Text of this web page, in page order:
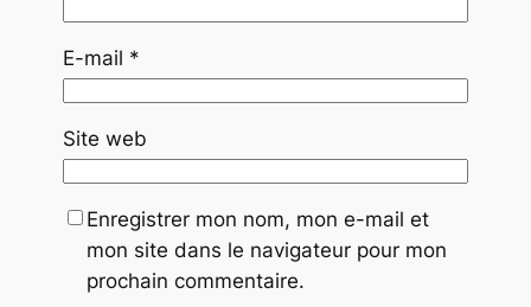
E-mail *
Site web
Enregistrer mon nom, mon e-mail et
mon site dans le navigateur pour mon
prochain commentaire.